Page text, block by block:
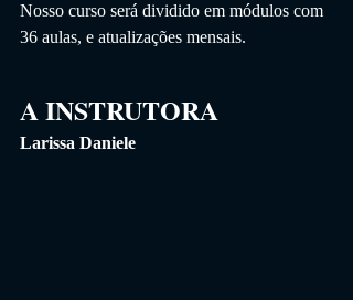
Nosso curso será dividido em módulos com
36 aulas, e atualizações mensais.
A INSTRUTORA
Larissa Daniele